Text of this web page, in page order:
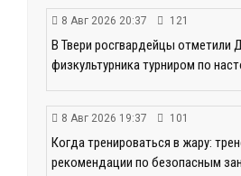
8 Авг 2026 20:37 121
В Твери росгвардейцы отметили
физкультурника турниром по
8 Авг 2026 19:37 101
Когда тренироваться в жару:
рекомендации по безопасным